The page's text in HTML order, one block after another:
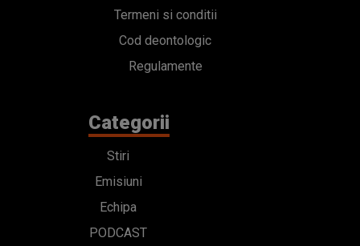
Termeni si conditii
Cod deontologic
Regulamente
Categorii
Stiri
Emisiuni
Echipa
PODCAST